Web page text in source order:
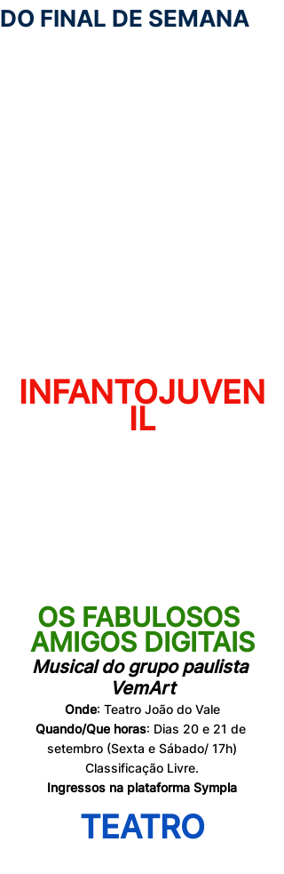
DO FINAL DE SEMANA
INFANTOJUVEN
IL
OS FABULOSOS
AMIGOS DIGITAIS
Musical do grupo paulista
VemArt
Onde: Teatro João do Vale
Quando/Que horas: Dias 20 e 21 de
setembro (Sexta e Sábado/ 17h)
Classificação Livre.
Ingressos na plataforma Sympla
TEATRO